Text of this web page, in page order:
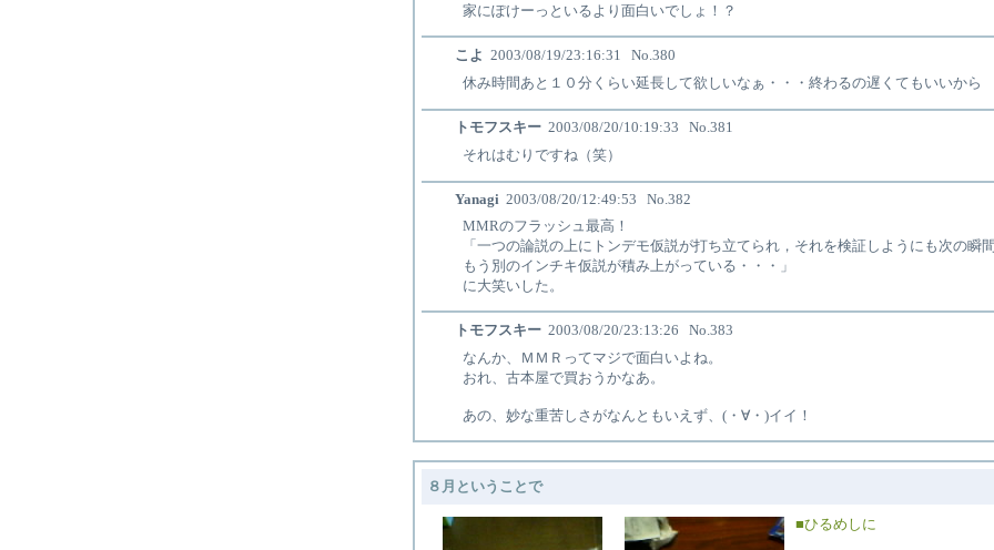
家にぽけーっといるより面白いでしょ！？
こよ 2003/08/19/23:16:31
No.380
休み時間あと１０分くらい延長して欲しいなぁ・・・終わるの遅くてもいいから
トモフスキー 2003/08/20/10:19:33
No.381
それはむりですね（笑）
Yanagi 2003/08/20/12:49:53
No.382
MMRのフラッシュ最高！
「一つの論説の上にトンデモ仮説が打ち立てられ，それを検証しようにも次の瞬
もう別のインチキ仮説が積み上がっている・・・」
に大笑いした。
トモフスキー 2003/08/20/23:13:26
No.383
なんか、ＭＭＲってマジで面白いよね。
おれ、古本屋で買おうかなあ。
あの、妙な重苦しさがなんともいえず、(・∀・)イイ！
８月ということで
■ひるめしに